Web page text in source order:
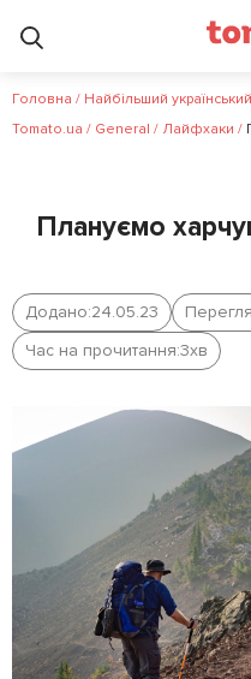
Головна / Найбільший
Tomato.ua / General / Лайфхаки /
Плануємо
Додано:24.05.23
Час на прочитання:3хв